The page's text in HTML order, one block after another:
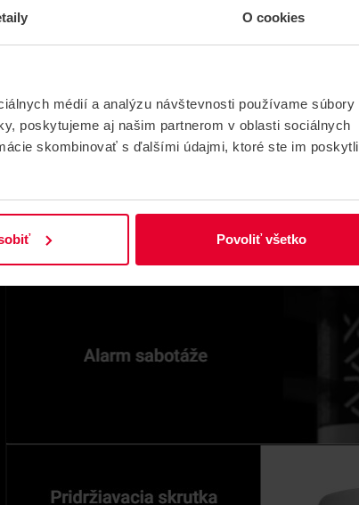
O cookies
médií a analýzu návštevnosti používame súbory
poskytujeme aj našim partnerom v oblasti sociálnych
skombinovať s ďalšími údajmi, ktoré ste im poskytli
Povoliť všetko